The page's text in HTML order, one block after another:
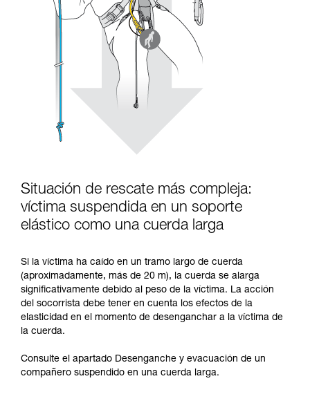
Situación de rescate más compleja:
víctima suspendida en un soporte
elástico como una cuerda larga
Si la víctima ha caído en un tramo largo de cuerda
(aproximadamente, más de 20 m), la cuerda se alarga
significativamente debido al peso de la víctima. La acción
del socorrista debe tener en cuenta los efectos de la
elasticidad en el momento de desenganchar a la víctima de
la cuerda.
Consulte el apartado Desenganche y evacuación de un
compañero suspendido en una cuerda larga.